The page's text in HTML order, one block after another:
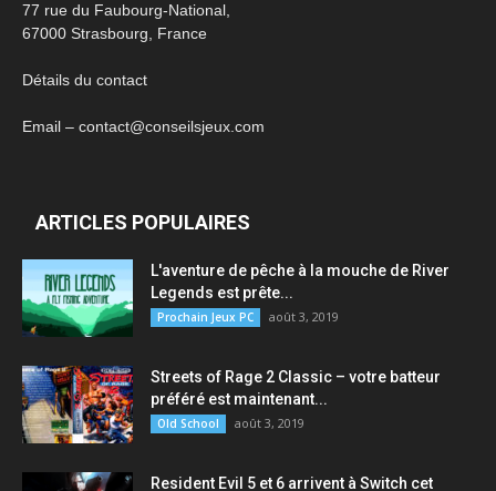
77 rue du Faubourg-National,
67000 Strasbourg, France
Détails du contact
Email – contact@conseilsjeux.com
ARTICLES POPULAIRES
L'aventure de pêche à la mouche de River
Legends est prête...
Prochain Jeux PC août 3, 2019
Streets of Rage 2 Classic – votre batteur
préféré est maintenant...
Old School août 3, 2019
Resident Evil 5 et 6 arrivent à Switch cet